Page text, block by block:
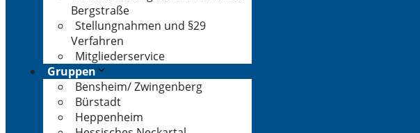
Bergstraße
Stellungnahmen und §29
Verfahren
Mitgliederservice
Gruppen
Bensheim/ Zwingenberg
Bürstadt
Heppenheim